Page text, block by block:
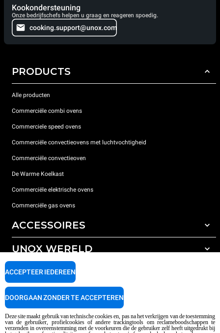
Kookondersteuning
Onze bedrijfschefs helpen u graag en reageren spoedig.
cooking.support@unox.com
PRODUCTS
Alle producten
Commerciële combi ovens
Commerciele speed ovens
Commerciële convectieovens met luchtvochtigheid
Commerciële convectieoven
De Warme Koelkast
Commerciële elektrische ovens
Commerciële gas ovens
ACCESSOIRES
All the accessories
Detergenten voor automatisch wassen
Detergenten voor handmatig wassen
Waterbehandeling met harsfilters
UNOX WERELD
Onze vestigingen wereldwijd
ONDERSTEUNING
Unox garantie
Service Center Locator
Deze site maakt gebruik van technische cookies en, pas na het verkrijgen van de toestemming
van de gebruiker, profielcookies of andere trackingtools om reclameboodschappen te
verzenden in overeenstemming met de voorkeuren die de gebruiker zelf heeft uitgedrukt bij
ACCEPTEER IEDEREEN
DOORGAAN ZONDER TE ACCEPTEREN